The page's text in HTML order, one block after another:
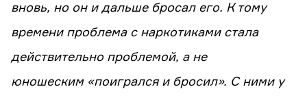
вновь, но он и дальше бросал его. К тому
времени проблема с наркотиками стала
действительно проблемой, а не
юношеским «поигрался и бросил». С ними у